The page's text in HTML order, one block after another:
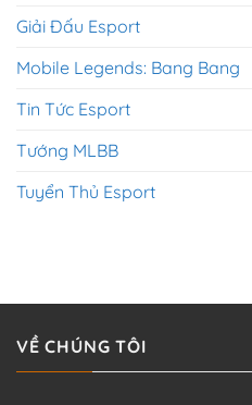
Giải Đấu Esport
Mobile Legends: Bang Bang
Tin Tức Esport
Tướng MLBB
Tuyển Thủ Esport
VỀ CHÚNG TÔI